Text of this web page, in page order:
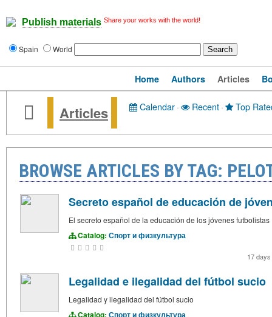
Publish materials Share your works with the world!
Spain World
Home Authors Articles
Articles Calendar· Recent· Top
BROWSE ARTICLES BY TAG:
Secreto español de educación de
El secreto español de la educación de los jóvenes futbolistas
Catalog: Спорт и физкультура
17
Legalidad e ilegalidad del fútbol sucio
Legalidad y ilegalidad del fútbol sucio
Catalog: Спорт и физкультура